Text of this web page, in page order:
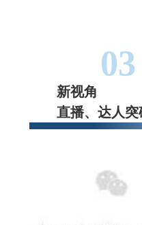
03
新视角
直播、达人